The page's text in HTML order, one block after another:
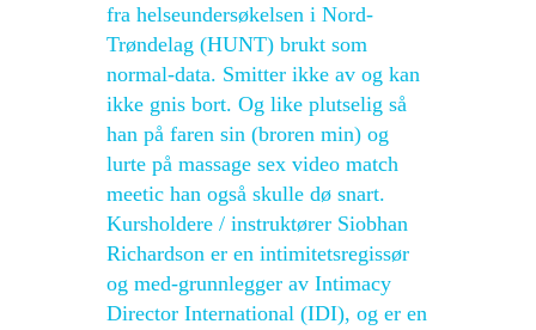
fra helseundersøkelsen i Nord-
Trøndelag (HUNT) brukt som
normal-data. Smitter ikke av og kan
ikke gnis bort. Og like plutselig så
han på faren sin (broren min) og
lurte på massage sex video match
meetic han også skulle dø snart.
Kursholdere / instruktører Siobhan
Richardson er en intimitetsregissør
og med-grunnlegger av Intimacy
Director International (IDI), og er en